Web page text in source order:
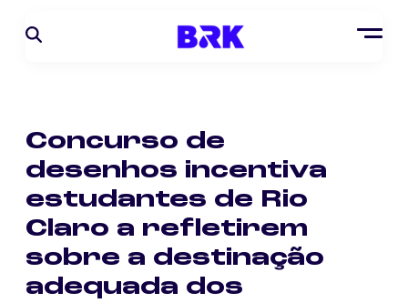
Concurso de
desenhos incentiva
estudantes de Rio
Claro a refletirem
sobre a destinação
adequada dos